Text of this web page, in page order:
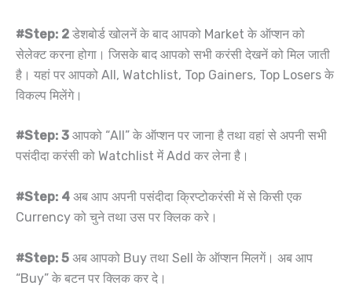
#Step: 2 डेशबोर्ड खोलनें के बाद आपको Market के ऑप्शन को
सेलेक्ट करना होगा। जिसके बाद आपको सभी करंसी देखनें को मिल जाती
है। यहां पर आपको All, Watchlist, Top Gainers, Top Losers के
विकल्प मिलेंगे।
#Step: 3 आपको “All” के ऑप्शन पर जाना है तथा वहां से अपनी सभी
पसंदीदा करंसी को Watchlist में Add कर लेना है।
#Step: 4 अब आप अपनी पसंदीदा क्रिप्टोकरंसी में से किसी एक
Currency को चुने तथा उस पर क्लिक करे।
#Step: 5 अब आपको Buy तथा Sell के ऑप्शन मिलगें। अब आप
“Buy” के बटन पर क्लिक कर दे।